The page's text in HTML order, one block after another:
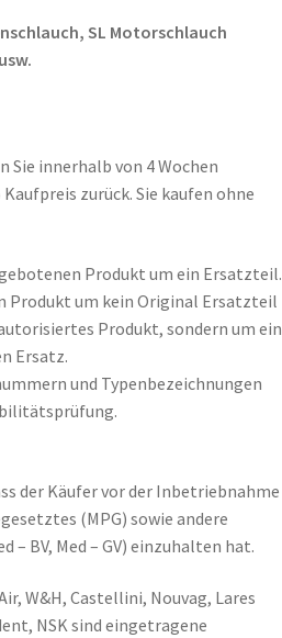
SL Motorschlauch
Sie innerhalb von 4 Wochen
zurück. Sie kaufen ohne
Produkt um ein Ersatzteil.
Produkt um kein Original Ersatzteil
Produkt, sondern um ein
Ersatz.
und Typenbezeichnungen
der Käufer vor der Inbetriebnahme
(MPG) sowie andere
– BV, Med – GV) einzuhalten hat.
W&H, Castellini, Nouvag, Lares
NSK sind eingetragene